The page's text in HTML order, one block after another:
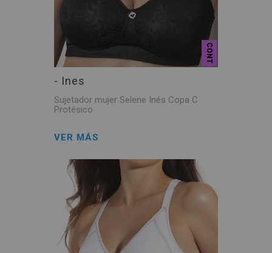
CONT
- Ines
Sujetador mujer Selene Inés Copa C
Protésico
VER MÁS